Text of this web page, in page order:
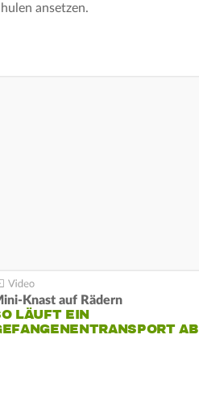
ansetzen.
Knast auf Rädern
LÄUFT EIN
AB